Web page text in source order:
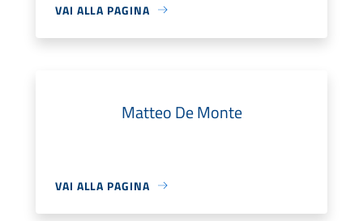
VAI ALLA PAGINA
Matteo De Monte
VAI ALLA PAGINA